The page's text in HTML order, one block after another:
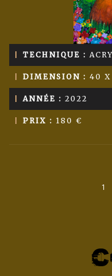
TECHNIQUE :
DIMENSION : 40 X
ANNÉE : 2022
PRIX : 180 €
1